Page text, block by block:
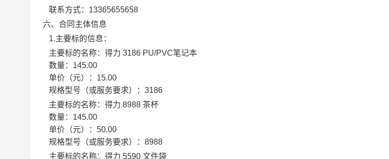
联系方式： 13365655658
六、合同主体信息
1.主要标的信息：
主要标的名称： 得力 3186 PU/PVC笔记本
数量： 145.00
单价（元）： 15.00
规格型号（或服务要求）： 3186
主要标的名称： 得力 8988 茶杯
数量： 145.00
单价（元）： 50.00
规格型号（或服务要求）： 8988
主要标的名称： 得力 5590 文件袋